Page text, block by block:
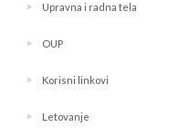
Upravna i radna tela
OUP
Korisni linkovi
Letovanje